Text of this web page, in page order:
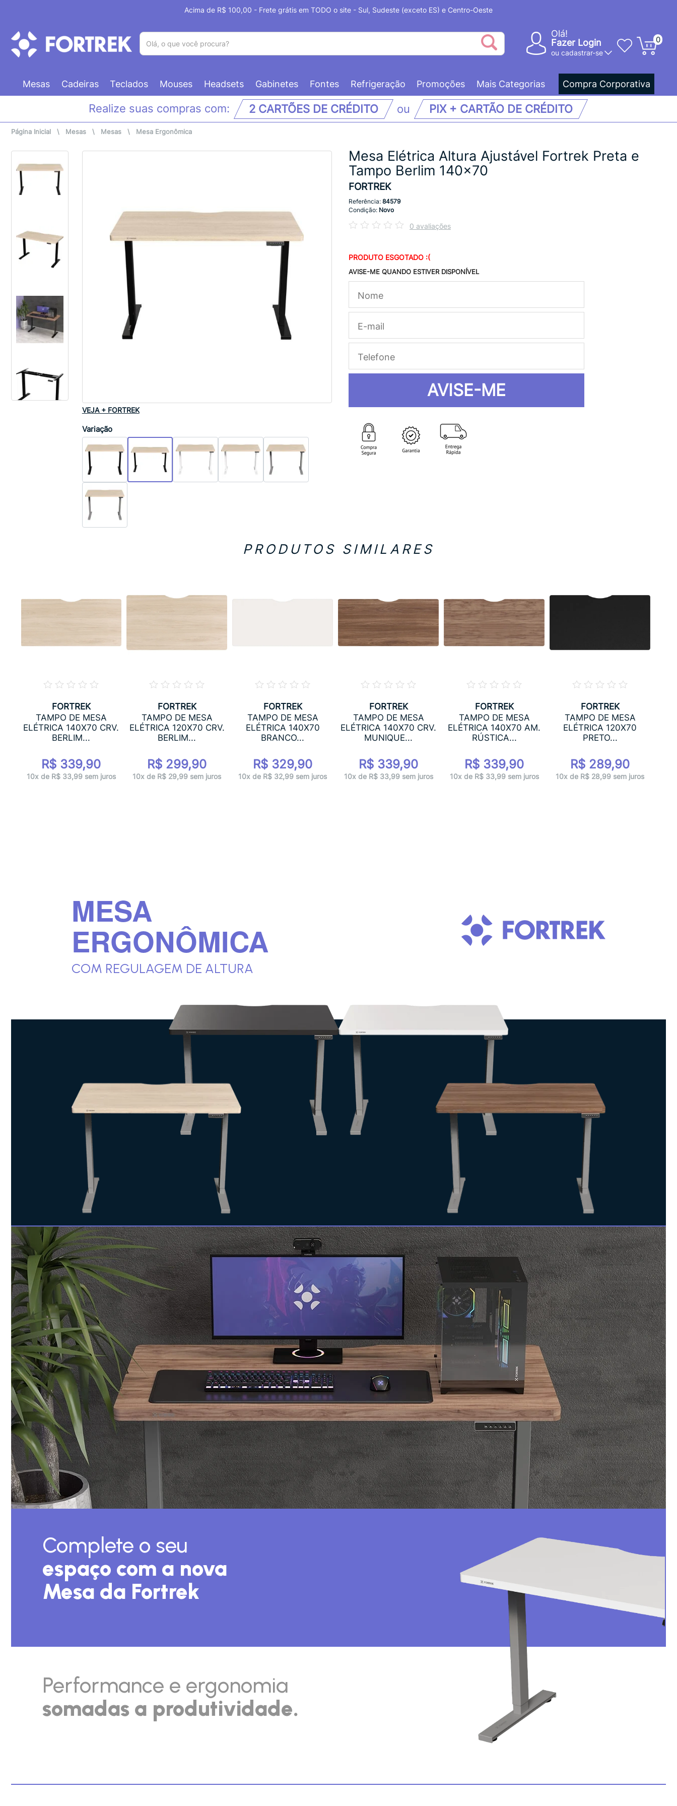
Acima de R$ 100,00 - Frete grátis em TODO o site - Sul, Sudeste (exceto ES) e Centro-Oeste
Olá!
Fazer Login
ou cadastrar-se
0
Mesas Cadeiras Teclados Mouses Headsets Gabinetes Fontes Refrigeração Promoções Mais Categorias Compra Corporativa
Realize suas compras com: 2 CARTÕES DE CRÉDITO ou PIX + CARTÃO DE CRÉDITO
Página Inicial \ Mesas \ Mesas \ Mesa Ergonômica
VEJA + FORTREK
Variação
Mesa Elétrica Altura Ajustável Fortrek Preta e
Tampo Berlim 140x70
FORTREK
Referência: 84579
Condição: Novo
0 avaliações
PRODUTO ESGOTADO :(
AVISE-ME QUANDO ESTIVER DISPONÍVEL
AVISE-ME
PRODUTOS SIMILARES
FORTREK
TAMPO DE MESA
ELÉTRICA 140X70 CRV.
BERLIM...
R$ 339,90
10x de R$ 33,99 sem juros
FORTREK
TAMPO DE MESA
ELÉTRICA 120X70 CRV.
BERLIM...
R$ 299,90
10x de R$ 29,99 sem juros
FORTREK
TAMPO DE MESA
ELÉTRICA 140X70
BRANCO...
R$ 329,90
10x de R$ 32,99 sem juros
FORTREK
TAMPO DE MESA
ELÉTRICA 140X70 CRV.
MUNIQUE...
R$ 339,90
10x de R$ 33,99 sem juros
FORTREK
TAMPO DE MESA
ELÉTRICA 140X70 AM.
RÚSTICA...
R$ 339,90
10x de R$ 33,99 sem juros
FORTREK
TAMPO DE MESA
ELÉTRICA 120X70
PRETO...
R$ 289,90
10x de R$ 28,99 sem juros